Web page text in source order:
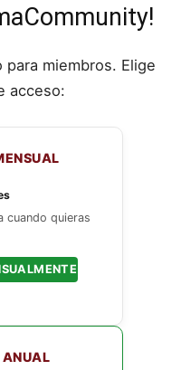
miembros. Elige
acceso:
cuando quieras
ANUAL